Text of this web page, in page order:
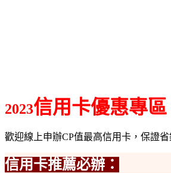
2023信用卡優惠專區
歡迎線上申辦CP值最高信用卡，保證
信用卡推薦必辦：